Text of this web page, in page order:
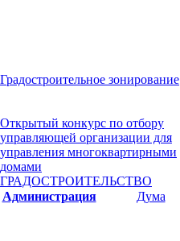
Градостроительное зонирование
Открытый конкурс по отбору
управляющей организации для
управления многоквартирными
домами
ГРАДОСТРОИТЕЛЬСТВО
Администрация
Дума